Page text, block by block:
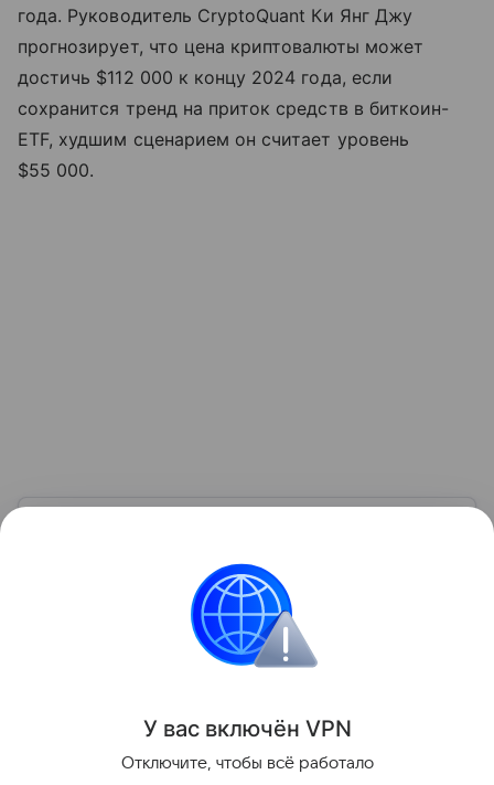
года. Руководитель CryptoQuant Ки Янг Джу
прогнозирует, что цена криптовалюты может
достичь $112 000 к концу 2024 года, если
сохранится тренд на приток средств в биткоин-
ETF, худшим сценарием он считает уровень
$55 000.
В статье выясним, что такое криптовалюта, для чего
она нужна, как ее можно купить, хранить
Поделиться
У вас включён VPN
Отключите, чтобы всё работало